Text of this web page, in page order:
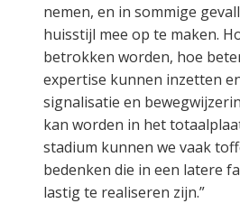
nemen, en in sommige
huisstijl mee op te maken.
betrokken worden, hoe
expertise kunnen inzetten
signalisatie en
kan worden in het
stadium kunnen we vaak
bedenken die in een latere
lastig te realiseren zijn.”